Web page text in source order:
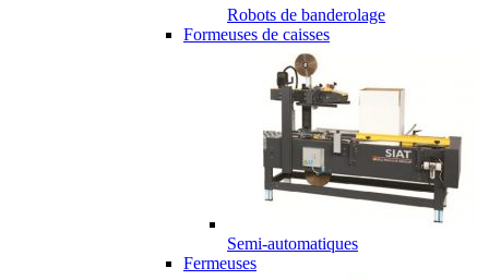
Robots de banderolage
Formeuses de caisses
Semi-automatiques
Fermeuses